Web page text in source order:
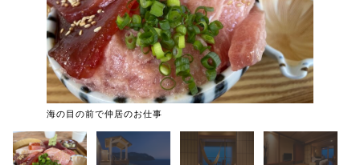
海の目の前で仲居のお仕事